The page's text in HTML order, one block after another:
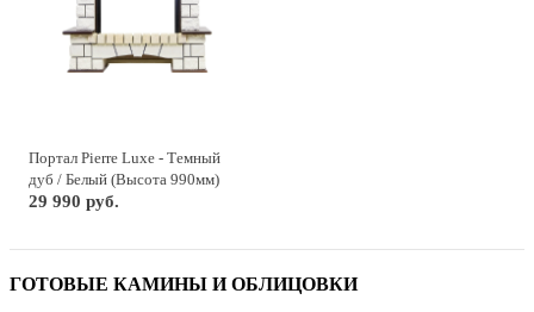
Портал Pierre Luxe - Темный
дуб / Белый (Высота 990мм)
29 990 руб.
ГОТОВЫЕ КАМИНЫ И ОБЛИЦОВКИ